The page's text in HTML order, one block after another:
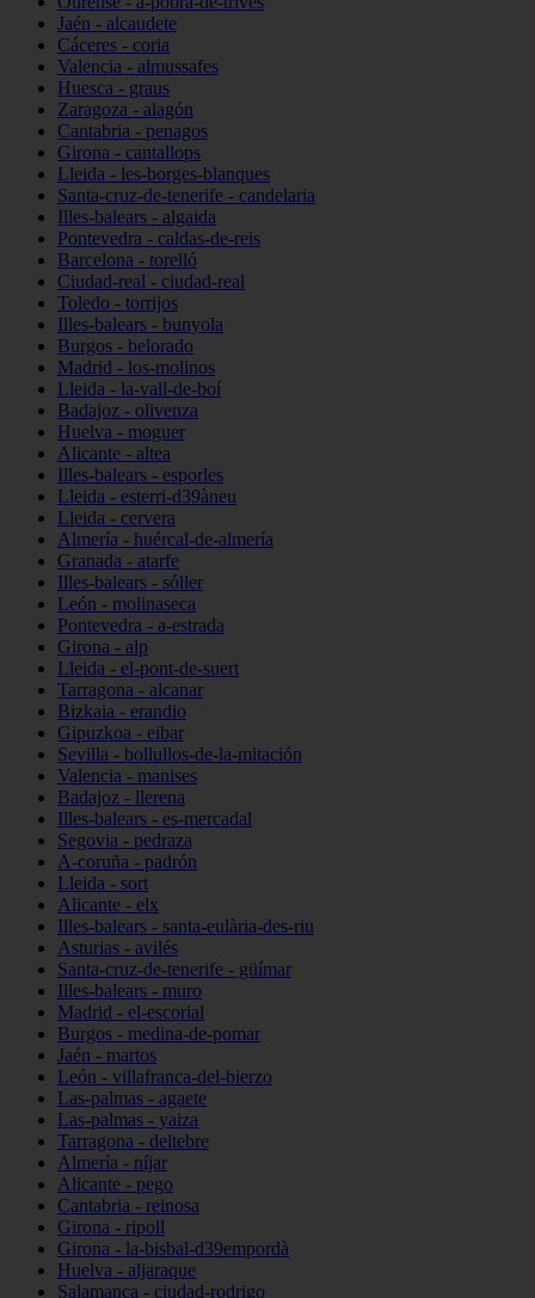
Jaén - alcaudete
Cáceres - coria
Valencia - almussafes
Huesca - graus
Zaragoza - alagón
Cantabria - penagos
Girona - cantallops
Lleida - les-borges-blanques
Santa-cruz-de-tenerife - candelaria
Illes-balears - algaida
Pontevedra - caldas-de-reis
Barcelona - torelló
Ciudad-real - ciudad-real
Toledo - torrijos
Illes-balears - bunyola
Burgos - belorado
Madrid - los-molinos
Lleida - la-vall-de-boí
Badajoz - olivenza
Huelva - moguer
Alicante - altea
Illes-balears - esporles
Lleida - esterri-d39àneu
Lleida - cervera
Almería - huércal-de-almería
Granada - atarfe
Illes-balears - sóller
León - molinaseca
Pontevedra - a-estrada
Girona - alp
Lleida - el-pont-de-suert
Tarragona - alcanar
Bizkaia - erandio
Gipuzkoa - eibar
Sevilla - bollullos-de-la-mitación
Valencia - manises
Badajoz - llerena
Illes-balears - es-mercadal
Segovia - pedraza
A-coruña - padrón
Lleida - sort
Alicante - elx
Illes-balears - santa-eulària-des-riu
Asturias - avilés
Santa-cruz-de-tenerife - güímar
Illes-balears - muro
Madrid - el-escorial
Burgos - medina-de-pomar
Jaén - martos
León - villafranca-del-bierzo
Las-palmas - agaete
Las-palmas - yaiza
Tarragona - deltebre
Almería - níjar
Alicante - pego
Cantabria - reinosa
Girona - ripoll
Girona - la-bisbal-d39empordà
Huelva - aljaraque
Salamanca - ciudad-rodrigo